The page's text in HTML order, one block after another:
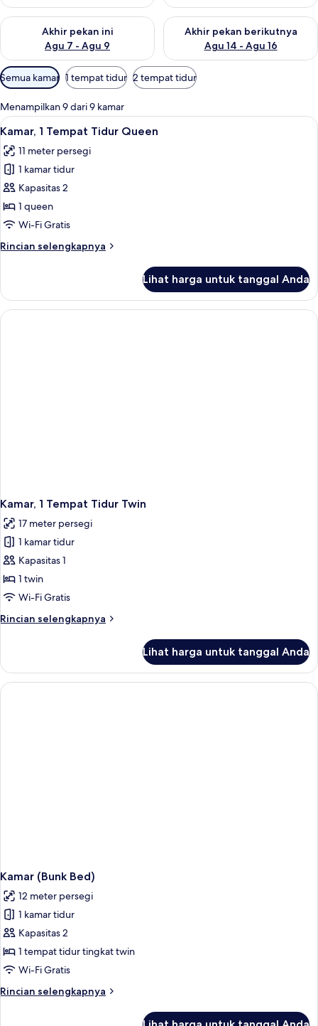
Akhir pekan ini
Agu 7 - Agu 9
Periksa ketersediaan untuk akhir pekan ini Agu 7 - Agu 9
Akhir pekan berikutnya
Agu 14 - Agu 16
Periksa ketersediaan untuk
Filter
tersedia
untuk
kamar
Semua kamar 1 tempat tidur 2 tempat tidur
Menampilkan 9 dari 9 kamar
Lihat
semua
foto
untuk
Kamar,
1
Tempat
Queen
Kamar, 1 Tempat Tidur Queen |
2
Kamar, 1 Tempat Tidur Queen
11 meter persegi
1 kamar tidur
Kapasitas 2
1 queen
Wi-Fi Gratis
Rincian selengkapnya
Rincian
Kamar,
Tempat
Lihat harga untuk tanggal Anda
Kamar, 1 Tempat Tidur Twin
17 meter persegi
1 kamar tidur
Kapasitas 1
1 twin
Wi-Fi Gratis
Rincian selengkapnya
Rincian
Kamar,
Tempat
Lihat harga untuk tanggal Anda
Kamar (Bunk Bed)
12 meter persegi
1 kamar tidur
Kapasitas 2
1 tempat tidur tingkat twin
Wi-Fi Gratis
Rincian selengkapnya
Rincian